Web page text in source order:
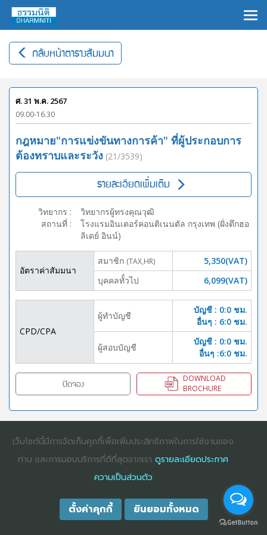
กลับหน้าตารางสัมมนา
ศ. 31 พ.ค. 2567
09.00-16.30
กฎหมาย"การแข่งขันทางการค้า" ที่ผู้ประกอบการ
ต้องทราบและระวัง (21/3539)
รายละเอียดเพิ่มเติม
วิทยากร :
วิทยากรผู้ทรงคุณวุฒิ
สถานที่ :
โรงแรมอินเตอร์คอนติเนนตัล กรุงเทพ (ฝั่งตึกฮอ
ลิเดย์ อินน์)
อัตราค่าสัมมนา
สมาชิก (TAX,HR)
5,350(VAT)
บุคคลทั้่วไป
6,099(VAT)
CPD/CPA
ผู้ทำบัญชี
บัญชี : 0:0 ชม.
อื่นๆ : 6:0 ชม.
ผู้สอบบัญชี
บัญชี : 0:0 ชม.
อื่นๆ :6:0 ชม.
ปิดจอง
DOWNLOAD
BROCHURE
COPYRIGHT ©2025DHARMNITI SEMINAR AND TRAINING CO., LTD
เว็บไซต์นี้มีการจัดเก็บคุกกี้เพื่อเพิ่มประสิทธิภาพในการใช้งานของ
ท่าน และการมอบบริการที่ดีที่สุดจากเรา ดูรายละเอียดประกาศ
ความเป็นส่วนตัว
ตั้งค่าคุกกี้ ยินยอมทั้งหมด
×